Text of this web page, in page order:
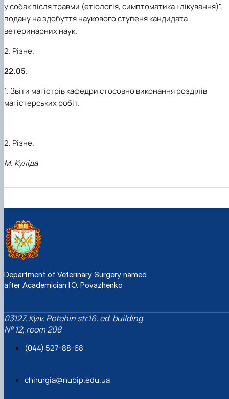
у собак після травми (етіологія, симптоматика і лікування)",
подану на здобуття наукового ступеня кандидата
ветеринарних наук.
2. Різне.
22.05.
1. Звіти магістрів кафедри стосовно виконання розділів
магістерських робіт.
2. Різне.
М. Куліда
Department of Veterinary Surgery named
after Academician I.O. Povazhenko
03127, Kyiv, Potehin str.16, ed. building
№ 12, room 208
(044) 527-88-68
chirurgia@nubip.edu.ua